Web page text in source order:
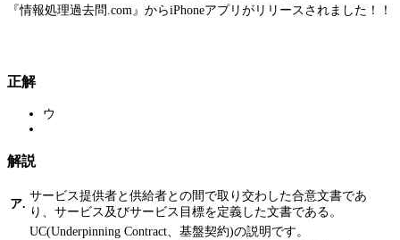
『情報処理過去問.com』からiPhoneアプリがリリースされました！！
正解
ウ
解説
ア.
サービス提供者と供給者との間で取り交わした合意文書であ
り、サービス及びサービス目標を定義した文書である。
UC(Underpinning Contract、基盤契約)の説明です。